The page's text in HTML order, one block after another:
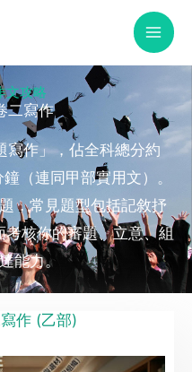
文攻略
二寫作
寫作」，佔全科總分約
（連同甲部實用文）。
，常見題型包括記敘抒
核你的審題、立意、組
能力。
作 (乙部)